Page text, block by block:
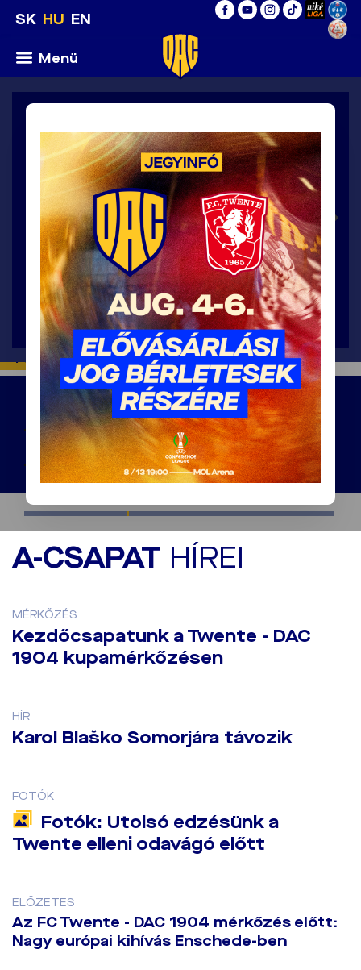
SK HU EN
Menü
selejtezőkör / csütörtök 6.8.2026
FC
Twente
Enschede
6:0
DAC
1904
A MÉRKŐZÉS RÉSZLETEI
FOTÓK
Fotók: Twente -
DAC 1904 6:0 (2:0)
A-CSAPAT HÍREI
MÉRKŐZÉS
Kezdőcsapatunk a Twente - DAC
1904 kupamérkőzésen
HÍR
Karol Blaško Somorjára távozik
FOTÓK
Fotók: Utolsó edzésünk a
Twente elleni odavágó előtt
ELŐZETES
Az FC Twente - DAC 1904 mérkőzés előtt:
Nagy európai kihívás Enschede-ben